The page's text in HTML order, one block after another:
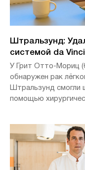
Штральзунд:
системой da Vinci
У Грит Отто-Мориц
обнаружен рак
Штральзунд смогли
помощью